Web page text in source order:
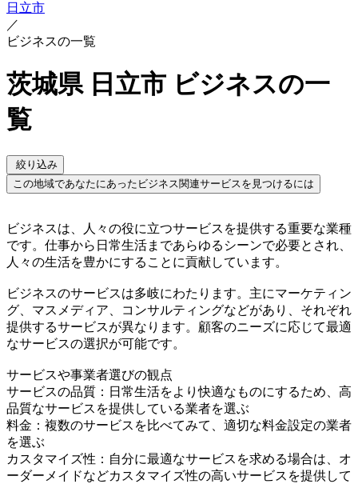
日立市
／
ビジネスの一覧
茨城県 日立市 ビジネスの一
覧
絞り込み
この地域であなたにあったビジネス関連サービスを見つけるには
ビジネスは、人々の役に立つサービスを提供する重要な業種
です。仕事から日常生活まであらゆるシーンで必要とされ、
人々の生活を豊かにすることに貢献しています。
ビジネスのサービスは多岐にわたります。主にマーケティン
グ、マスメディア、コンサルティングなどがあり、それぞれ
提供するサービスが異なります。顧客のニーズに応じて最適
なサービスの選択が可能です。
サービスや事業者選びの観点
サービスの品質：日常生活をより快適なものにするため、高
品質なサービスを提供している業者を選ぶ
料金：複数のサービスを比べてみて、適切な料金設定の業者
を選ぶ
カスタマイズ性：自分に最適なサービスを求める場合は、オ
ーダーメイドなどカスタマイズ性の高いサービスを提供して